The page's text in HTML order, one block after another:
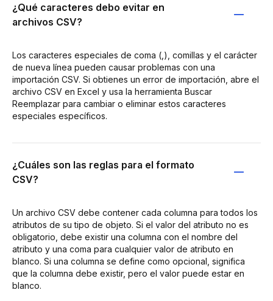
¿Qué caracteres debo evitar en
archivos CSV?
Los caracteres especiales de coma (,), comillas y el carácter
de nueva línea pueden causar problemas con una
importación CSV. Si obtienes un error de importación, abre el
archivo CSV en Excel y usa la herramienta Buscar
Reemplazar para cambiar o eliminar estos caracteres
especiales específicos.
¿Cuáles son las reglas para el formato
CSV?
Un archivo CSV debe contener cada columna para todos los
atributos de su tipo de objeto. Si el valor del atributo no es
obligatorio, debe existir una columna con el nombre del
atributo y una coma para cualquier valor de atributo en
blanco. Si una columna se define como opcional, significa
que la columna debe existir, pero el valor puede estar en
blanco.